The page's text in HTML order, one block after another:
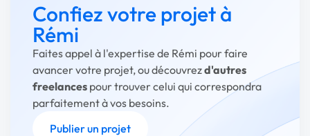
Confiez votre projet à
Rémi
Faites appel à l'expertise de Rémi pour faire
avancer votre projet, ou découvrezd'autres
freelances pour trouver celui qui correspondra
parfaitement à vos besoins.
Publier un projet